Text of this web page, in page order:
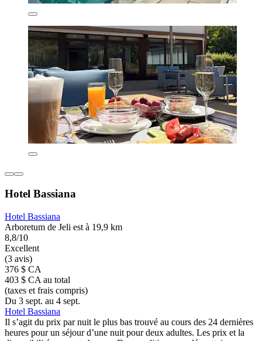
Hotel Bassiana
Hotel Bassiana
Arboretum de Jeli est à 19,9 km
8,8/10
Excellent
(3 avis)
376 $ CA
403 $ CA au total
(taxes et frais compris)
Du 3 sept. au 4 sept.
Hotel Bassiana
Il s’agit du prix par nuit le plus bas trouvé au cours des 24 dernières
heures pour un séjour d’une nuit pour deux adultes. Les prix et la